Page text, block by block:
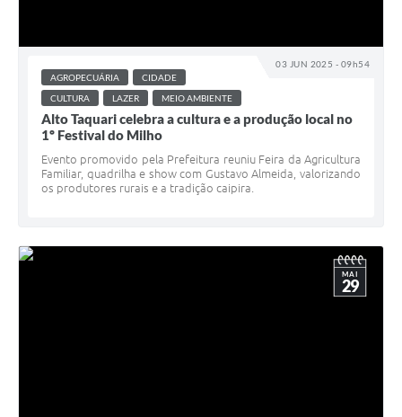
03 JUN 2025 - 09h54
AGROPECUÁRIA
CIDADE
CULTURA
LAZER MEIO AMBIENTE
Alto Taquari celebra a cultura e a produção local no
1º Festival do Milho
Evento promovido pela Prefeitura reuniu Feira da Agricultura
Familiar, quadrilha e show com Gustavo Almeida, valorizando
os produtores rurais e a tradição caipira.
MAI
29